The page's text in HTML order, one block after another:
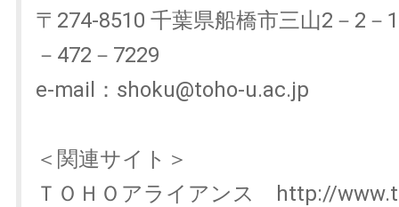
〒274-8510 千葉県船橋市三山2－2
－472－7229
e-mail：shoku@toho-u.ac.jp
＜関連サイト＞
ＴＯＨＯアライアンス http://